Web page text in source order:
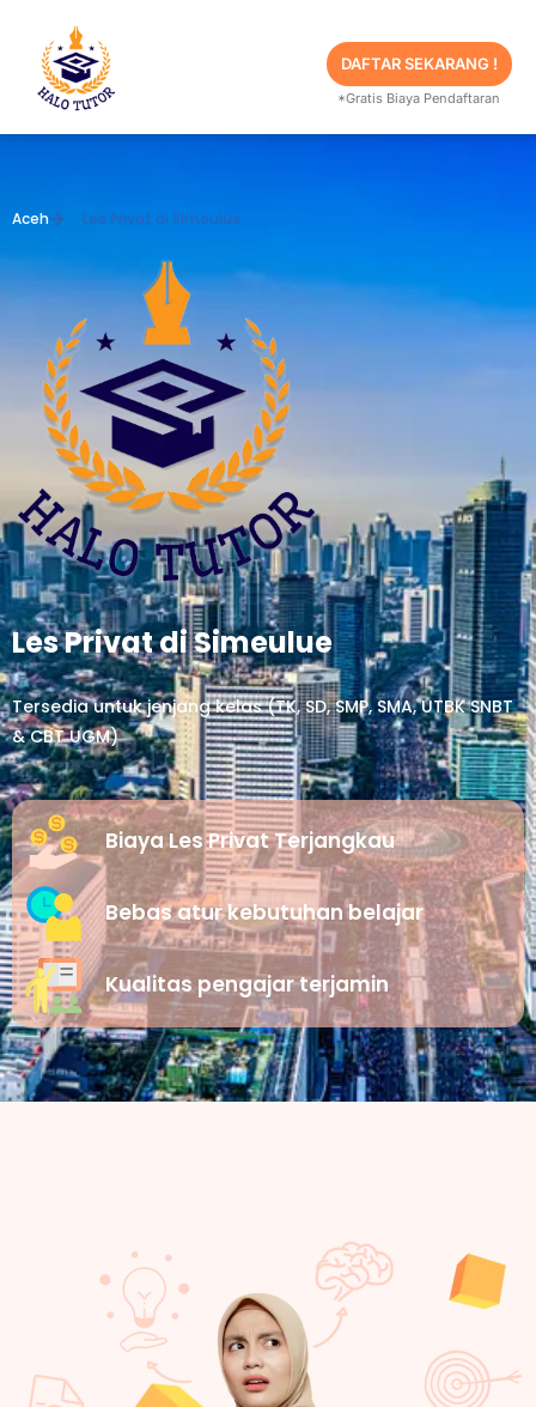
content
DAFTAR SEKARANG !
*Gratis Biaya Pendaftaran
Aceh Les Privat di Simeulue
Les Privat di Simeulue
Tersedia untuk jenjang kelas (TK, SD, SMP, SMA, UTBK SNBT
& CBT UGM)
Biaya Les Privat Terjangkau
Bebas atur kebutuhan belajar
Kualitas pengajar terjamin